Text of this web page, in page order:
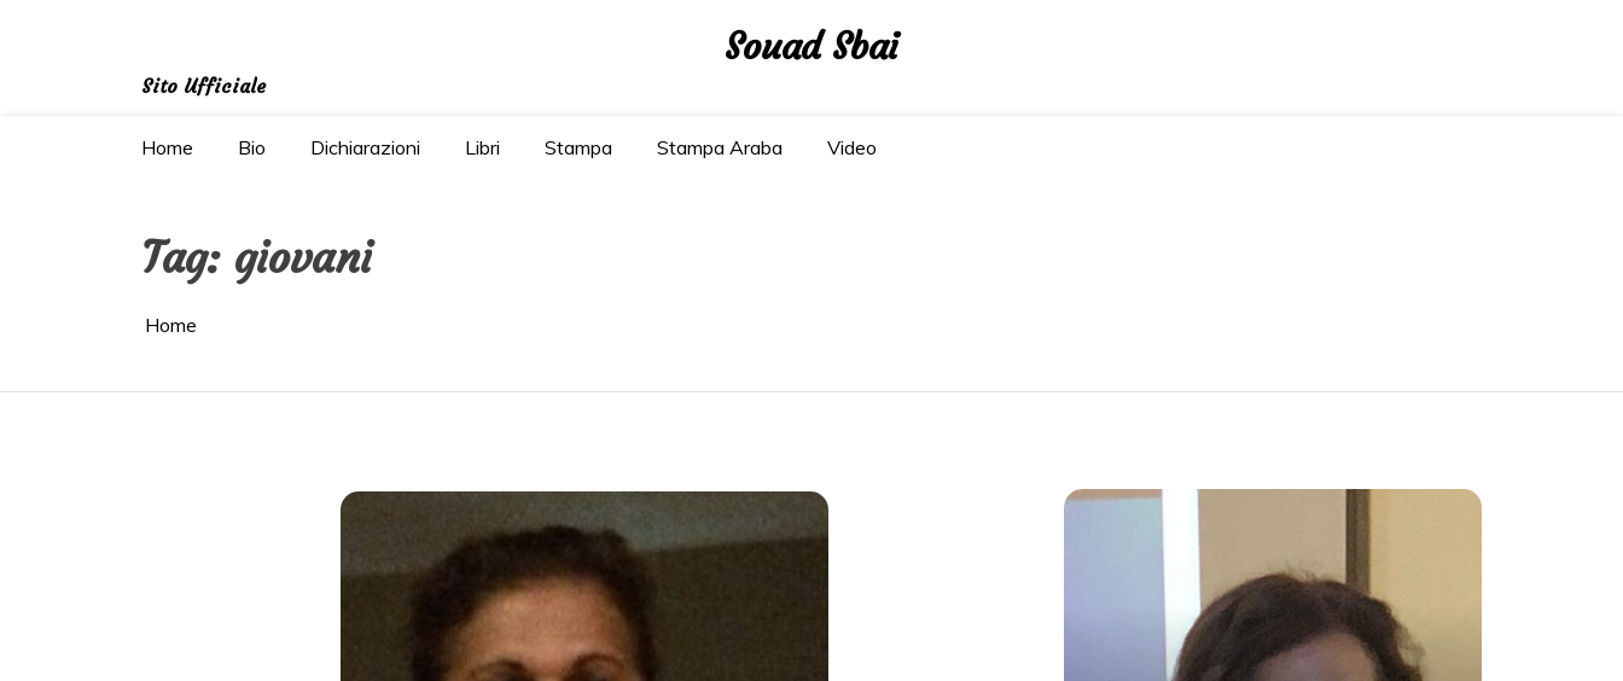
Souad Sbai
Sito Ufficiale
Home Bio Dichiarazioni Libri Stampa Stampa Araba Video
Tag: giovani
Home